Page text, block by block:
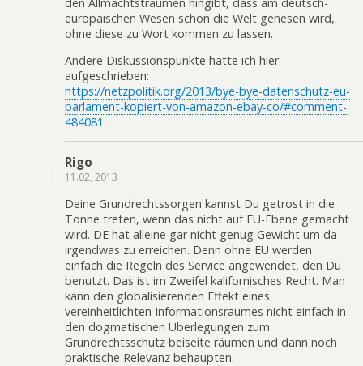
europäischen Wesen schon die Welt genesen wird,
ohne diese zu Wort kommen zu lassen.
Andere Diskussionspunkte hatte ich hier
aufgeschrieben:
https://netzpolitik.org/2013/bye-bye-datenschutz-eu-
parlament-kopiert-von-amazon-ebay-co/#comment-
484081
Rigo
11.02, 2013
Deine Grundrechtssorgen kannst Du getrost in die
Tonne treten, wenn das nicht auf EU-Ebene gemacht
wird. DE hat alleine gar nicht genug Gewicht um da
irgendwas zu erreichen. Denn ohne EU werden
einfach die Regeln des Service angewendet, den Du
benutzt. Das ist im Zweifel kalifornisches Recht. Man
kann den globalisierenden Effekt eines
vereinheitlichten Informationsraumes nicht einfach in
den dogmatischen Überlegungen zum
Grundrechtsschutz beiseite räumen und dann noch
praktische Relevanz behaupten.